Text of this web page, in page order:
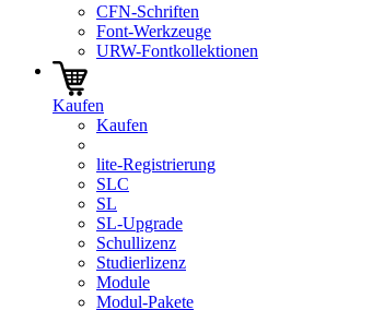
CFN-Schriften
Font-Werkzeuge
URW-Fontkollektionen
Kaufen
Kaufen
lite-Registrierung
SLC
SL
SL-Upgrade
Schullizenz
Studierlizenz
Module
Modul-Pakete